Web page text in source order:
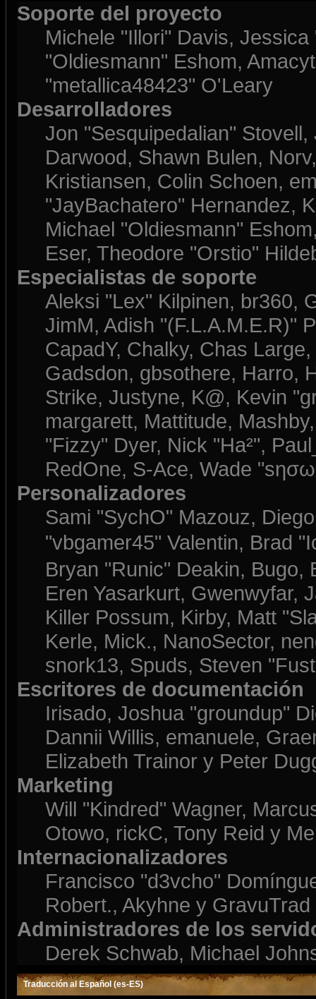
Soporte del proyecto
Michele "Illori" Davis,
"Oldiesmann" Eshom,
"metallica48423" O'Leary
Desarrolladores
Jon "Sesquipedalian"
Darwood, Shawn Bulen,
Kristiansen, Colin Schoen,
"JayBachatero" Hernandez,
Michael "Oldiesmann"
Eser, Theodore "Orstio"
Especialistas de soporte
Aleksi "Lex" Kilpinen, br360,
JimM, Adish "(F.L.A.M.E.R)"
CapadY, Chalky, Chas
Gadsdon, gbsothere, Harro,
Strike, Justyne, K@, Kevin
margarett, Mattitude,
"Fizzy" Dyer, Nick "Ha²",
RedOne, S-Ace, Wade
Personalizadores
Sami "SychO" Mazouz,
"vbgamer45" Valentin, Brad
Bryan "Runic" Deakin, Bugo,
Eren Yasarkurt, Gwenwyfar,
Killer Possum, Kirby, Matt
Kerle, Mick., NanoSector,
snork13, Spuds, Steven
Escritores de documentación
Irisado, Joshua "groundup"
Dannii Willis, emanuele,
Elizabeth Trainor y Peter
Marketing
Will "Kindred" Wagner,
Otowo, rickC, Tony Reid y
Internacionalizadores
Francisco "d3vcho"
Robert., Akyhne y GravuTrad
Administradores de los
Derek Schwab, Michael
Traducción al Español (es-ES)